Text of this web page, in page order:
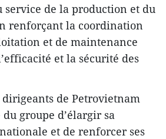
de la production et du
renforçant la coordination
et de maintenance
et la sécurité des
dirigeants de Petrovietnam
groupe d’élargir sa
et de renforcer ses